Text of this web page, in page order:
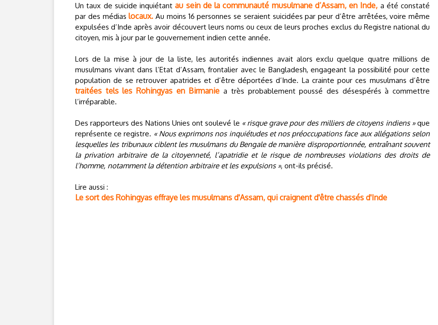
Un taux de suicide inquiétantau sein de la communauté musulmane d’Assam, en Inde, a été constaté
par des médiaslocaux. Au moins 16 personnes se seraient suicidées par peur d’être arrêtées, voire même
expulsées d’Inde après avoir découvert leurs noms ou ceux de leurs proches exclus du Registre national du
citoyen, mis à jour par le gouvernement indien cette année.
Lors de la mise à jour de la liste, les autorités indiennes avait alors exclu quelque quatre millions de
musulmans vivant dans l’Etat d’Assam, frontalier avec le Bangladesh, engageant la possibilité pour cette
population de se retrouver apatrides et d’être déportées d’Inde. La crainte pour ces musulmans d’être
traitées tels les Rohingyas en Birmanie a très probablement poussé des désespérés à commettre
l’irréparable.
Des rapporteurs des Nations Unies ont soulevé le « risque grave pour des milliers de citoyens indiens »que
représente ce registre. « Nous exprimons nos inquiétudes et nos préoccupations face aux allégations selon
lesquelles les tribunaux ciblent les musulmans du Bengale de manière disproportionnée, entraînant souvent
la privation arbitraire de la citoyenneté, l’apatridie et le risque de nombreuses violations des droits de
l’homme, notamment la détention arbitraire et les expulsions », ont-ils précisé.
Lire aussi :
Le sort des Rohingyas effraye les musulmans d'Assam, qui craignent d'être chassés d'Inde